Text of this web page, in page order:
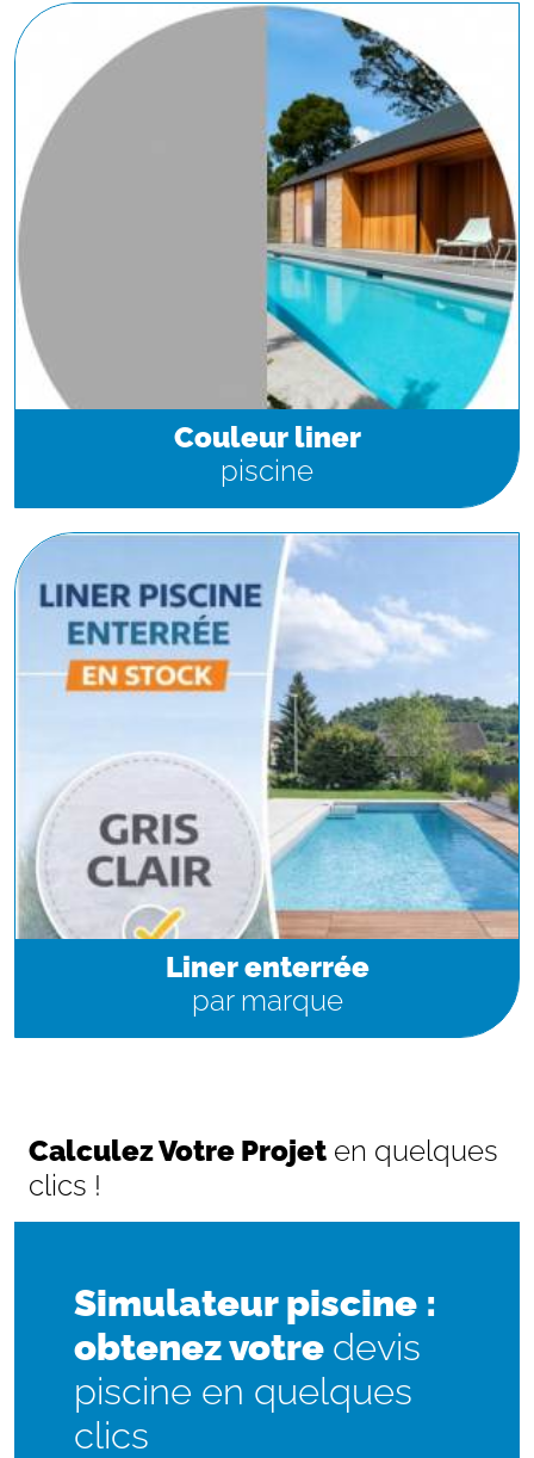
Couleur liner
piscine
Liner enterrée
par marque
Calculez Votre Projet en quelques
clics !
Simulateur piscine :
obtenez votre devis
piscine en quelques
clics